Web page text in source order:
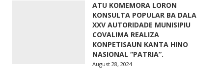
ATU KOMEMORA LORON
KONSULTA POPULAR BA DALA
XXV AUTORIDADE MUNISIPIU
COVALIMA REALIZA
KONPETISAUN KANTA HINO
NASIONAL “PATRIA”.
August 28, 2024